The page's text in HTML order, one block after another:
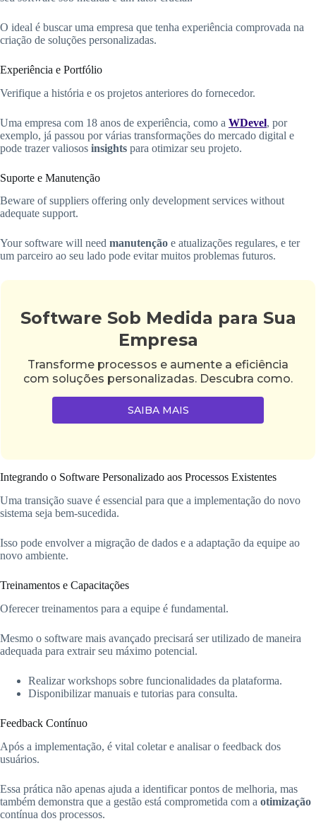
O ideal é buscar uma empresa que tenha experiência comprovada na
criação de soluções personalizadas.
Experiência e Portfólio
Verifique a história e os projetos anteriores do fornecedor.
Uma empresa com 18 anos de experiência, como a WDevel, por
exemplo, já passou por várias transformações do mercado digital e
pode trazer valiosos insights para otimizar seu projeto.
Suporte e Manutenção
Beware of suppliers offering only development services without
adequate support.
Your software will need manutenção e atualizações regulares, e ter
um parceiro ao seu lado pode evitar muitos problemas futuros.
Software Sob Medida para Sua
Empresa
Transforme processos e aumente a eficiência
com soluções personalizadas. Descubra como.
SAIBA MAIS
Integrando o Software Personalizado aos Processos Existentes
Uma transição suave é essencial para que a implementação do novo
sistema seja bem-sucedida.
Isso pode envolver a migração de dados e a adaptação da equipe ao
novo ambiente.
Treinamentos e Capacitações
Oferecer treinamentos para a equipe é fundamental.
Mesmo o software mais avançado precisará ser utilizado de maneira
adequada para extrair seu máximo potencial.
Realizar workshops sobre funcionalidades da plataforma.
Disponibilizar manuais e tutorias para consulta.
Feedback Contínuo
Após a implementação, é vital coletar e analisar o feedback dos
usuários.
Essa prática não apenas ajuda a identificar pontos de melhoria, mas
também demonstra que a gestão está comprometida com a otimização
contínua dos processos.